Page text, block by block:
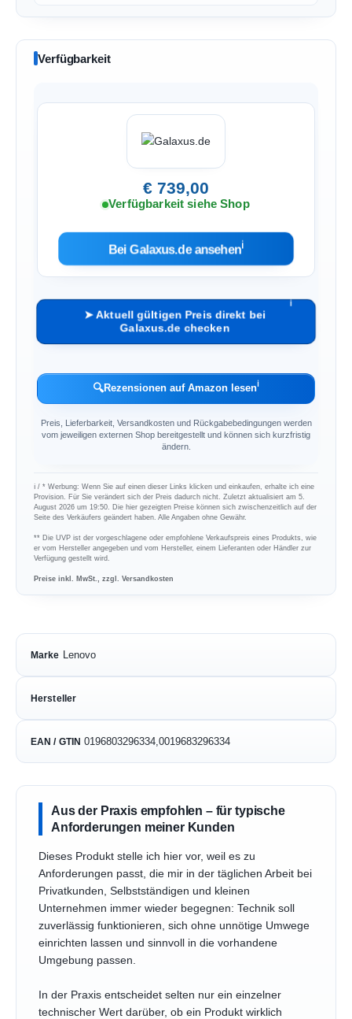
Verfügbarkeit
€ 739,00
Verfügbarkeit siehe Shop
Bei Galaxus.de ansehenℹ︎
➤ Aktuell gültigen Preis direkt bei
Galaxus.de checken
ℹ︎
🔍Rezensionen auf Amazon lesenℹ︎
Preis, Lieferbarkeit, Versandkosten und Rückgabebedingungen werden
vom jeweiligen externen Shop bereitgestellt und können sich kurzfristig
ändern.
ℹ︎ / * Werbung: Wenn Sie auf einen dieser Links klicken und einkaufen, erhalte ich eine
Provision. Für Sie verändert sich der Preis dadurch nicht. Zuletzt aktualisiert am 5.
August 2026 um 19:50. Die hier gezeigten Preise können sich zwischenzeitlich auf der
Seite des Verkäufers geändert haben. Alle Angaben ohne Gewähr.
** Die UVP ist der vorgeschlagene oder empfohlene Verkaufspreis eines Produkts, wie
er vom Hersteller angegeben und vom Hersteller, einem Lieferanten oder Händler zur
Verfügung gestellt wird.
Preise inkl. MwSt., zzgl. Versandkosten
Marke Lenovo
Hersteller
EAN / GTIN 0196803296334,0019683296334
Aus der Praxis empfohlen – für typische
Anforderungen meiner Kunden
Dieses Produkt stelle ich hier vor, weil es zu
Anforderungen passt, die mir in der täglichen Arbeit bei
Privatkunden, Selbstständigen und kleinen
Unternehmen immer wieder begegnen: Technik soll
zuverlässig funktionieren, sich ohne unnötige Umwege
einrichten lassen und sinnvoll in die vorhandene
Umgebung passen.
In der Praxis entscheidet selten nur ein einzelner
technischer Wert darüber, ob ein Produkt wirklich